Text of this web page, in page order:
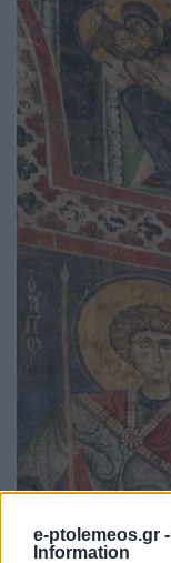
e-ptolemeos.gr -
Information